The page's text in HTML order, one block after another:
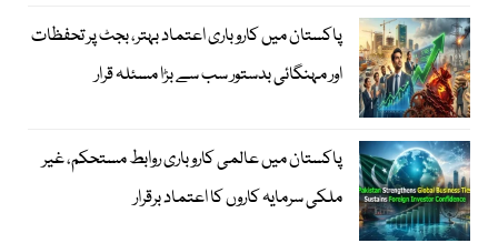
پاکستان میں کاروباری اعتماد بہتر، بجٹ پر تحفظات
اور مہنگائی بدستور سب سے بڑا مسئلہ قرار
پاکستان میں عالمی کاروباری روابط مستحکم، غیر
ملکی سرمایہ کاروں کا اعتماد برقرار